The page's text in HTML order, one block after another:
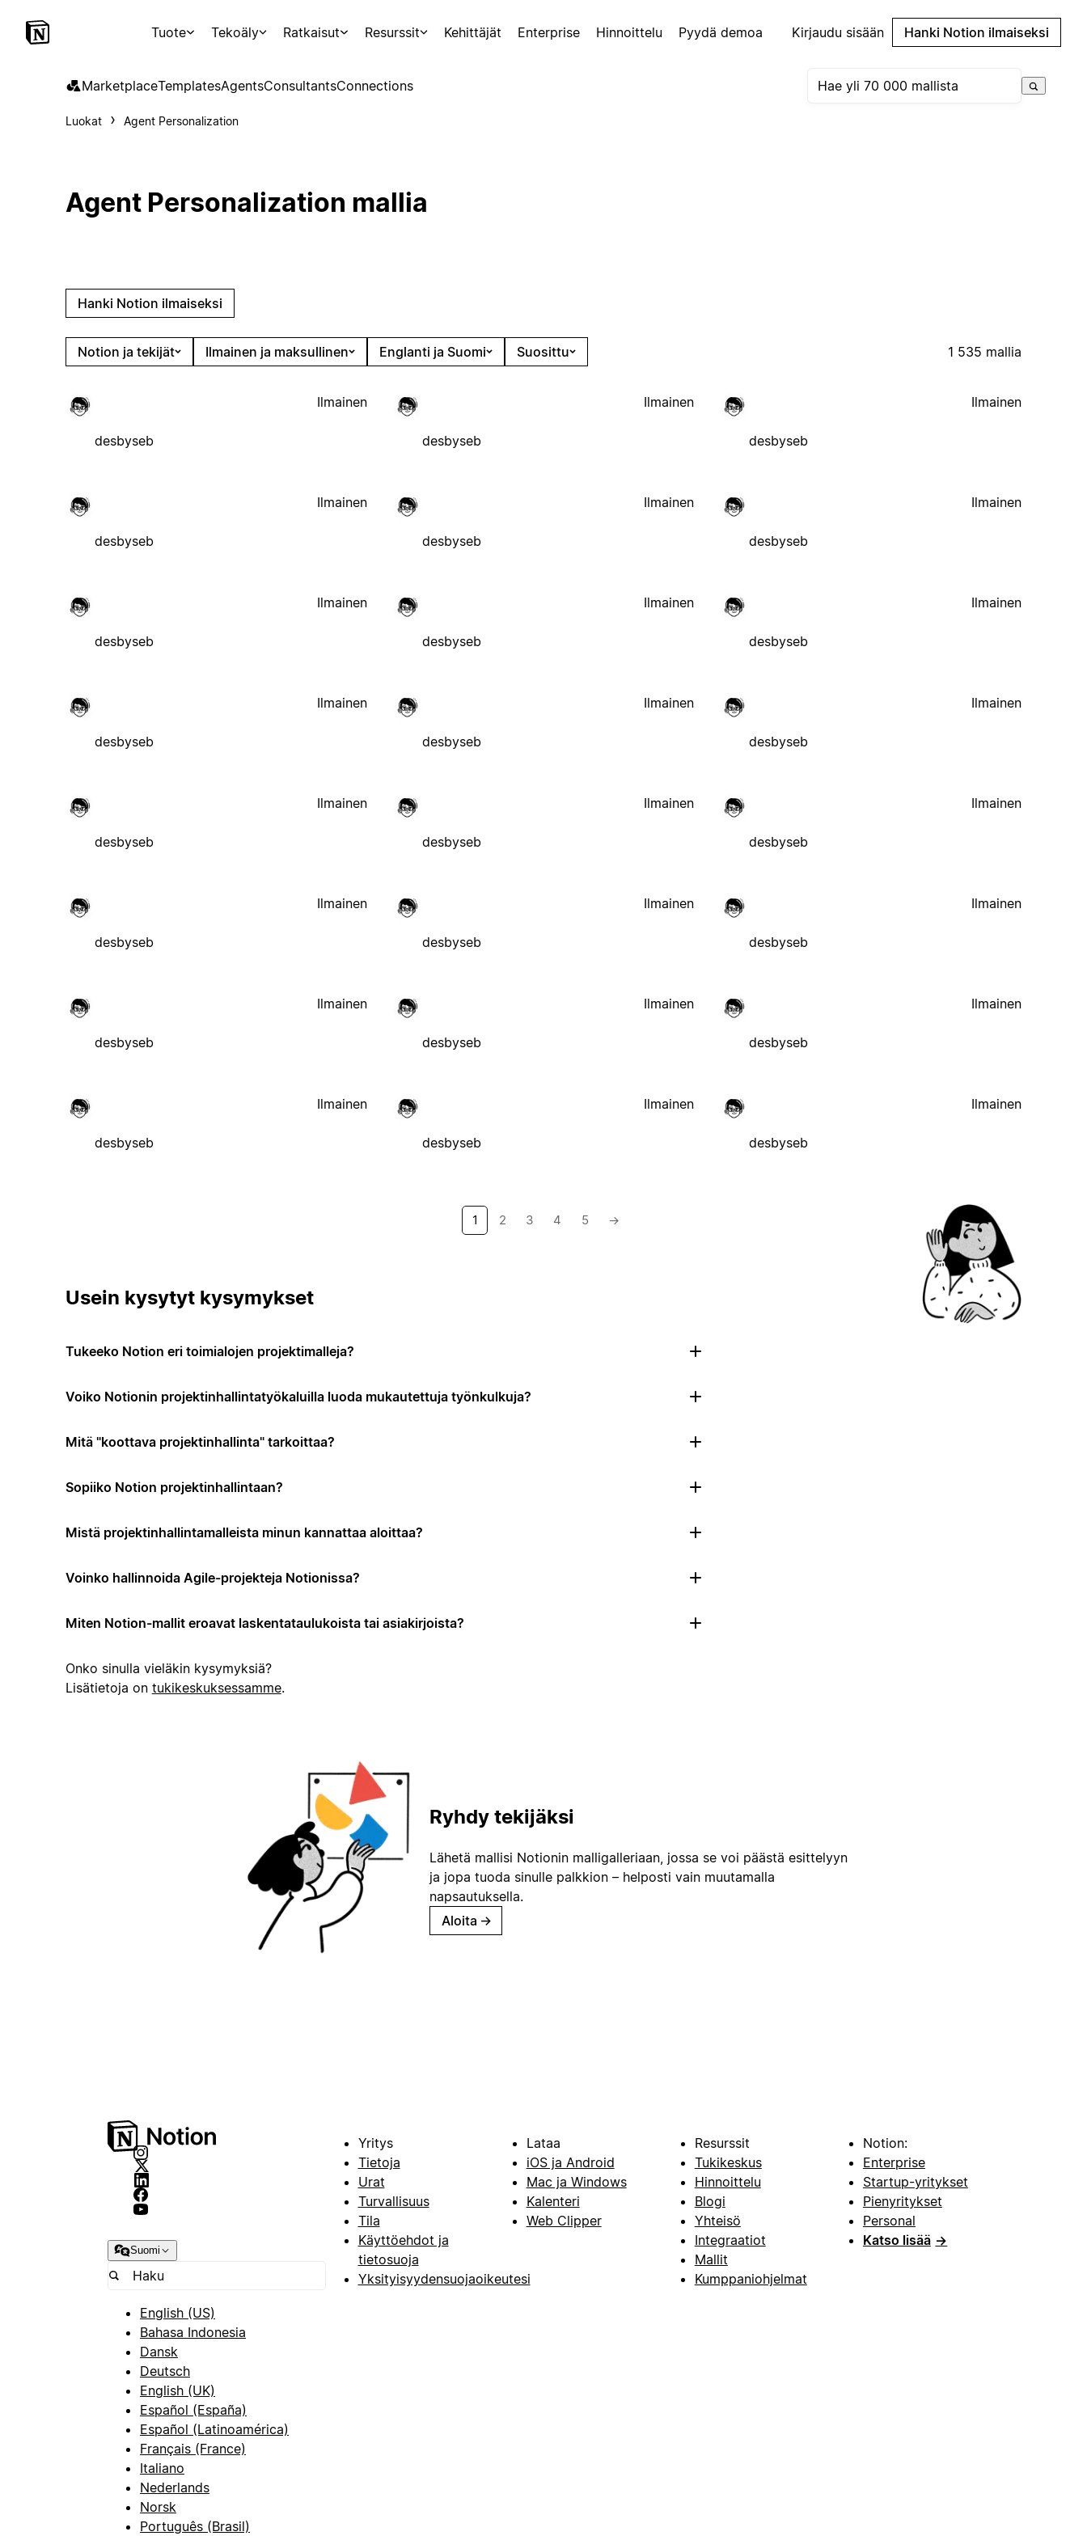
Tuote Tekoäly Ratkaisut Resurssit Kehittäjät Enterprise Hinnoittelu Pyydä demoa Kirjaudu sisään Hanki Notion ilmaiseksi
MarketplaceTemplatesAgentsConsultantsConnections
Luokat Agent Personalization
Agent Personalization mallia
Hanki Notion ilmaiseksi
Notion ja tekijät Ilmainen ja maksullinen Englanti ja Suomi Suosittu 1 535 mallia
desbyseb
Ilmainen
desbyseb
Ilmainen
desbyseb
Ilmainen
desbyseb
Ilmainen
desbyseb
Ilmainen
desbyseb
Ilmainen
desbyseb
Ilmainen
desbyseb
Ilmainen
desbyseb
Ilmainen
desbyseb
Ilmainen
desbyseb
Ilmainen
desbyseb
Ilmainen
desbyseb
Ilmainen
desbyseb
Ilmainen
desbyseb
Ilmainen
desbyseb
Ilmainen
desbyseb
Ilmainen
desbyseb
Ilmainen
desbyseb
Ilmainen
desbyseb
Ilmainen
desbyseb
Ilmainen
desbyseb
Ilmainen
desbyseb
Ilmainen
desbyseb
Ilmainen
1 2 3 4 5 →
Usein kysytyt kysymykset
Tukeeko Notion eri toimialojen projektimalleja?
Voiko Notionin projektinhallintatyökaluilla luoda mukautettuja työnkulkuja?
Mitä "koottava projektinhallinta" tarkoittaa?
Sopiiko Notion projektinhallintaan?
Mistä projektinhallintamalleista minun kannattaa aloittaa?
Voinko hallinnoida Agile-projekteja Notionissa?
Miten Notion-mallit eroavat laskentataulukoista tai asiakirjoista?
Onko sinulla vieläkin kysymyksiä?
Lisätietoja on tukikeskuksessamme.
Ryhdy tekijäksi
Lähetä mallisi Notionin malligalleriaan, jossa se voi päästä esittelyyn
ja jopa tuoda sinulle palkkion – helposti vain muutamalla
napsautuksella.
Aloita →
Suomi
English (US)
Bahasa Indonesia
Dansk
Deutsch
English (UK)
Español (España)
Español (Latinoamérica)
Français (France)
Italiano
Nederlands
Norsk
Português (Brasil)
Yritys
Tietoja
Urat
Turvallisuus
Tila
Käyttöehdot ja
tietosuoja
Yksityisyydensuojaoikeutesi
Lataa
iOS ja Android
Mac ja Windows
Kalenteri
Web Clipper
Resurssit
Tukikeskus
Hinnoittelu
Blogi
Yhteisö
Integraatiot
Mallit
Kumppaniohjelmat
Notion:
Enterprise
Startup-yritykset
Pienyritykset
Personal
Katso lisää →